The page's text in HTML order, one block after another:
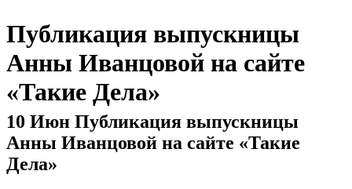
Публикация выпускницы
Анны Иванцовой на сайте
«Такие Дела»
10 Июн Публикация выпускницы
Анны Иванцовой на сайте «Такие
Дела»